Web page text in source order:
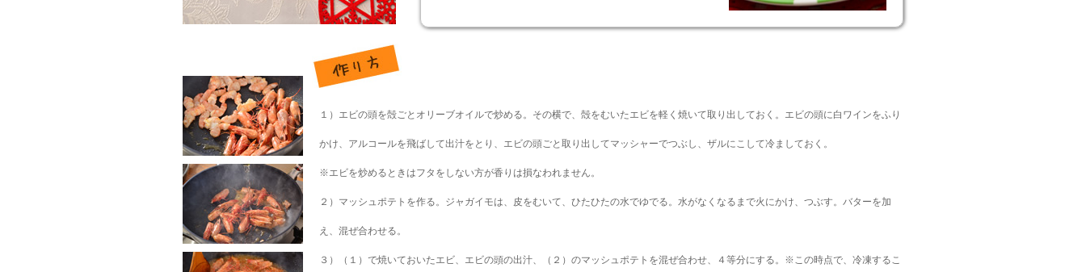
１）エビの頭を殻ごとオリーブオイルで炒める。その横で、殻をむいたエビを軽く焼いて取り出しておく。エビの頭に白ワインをふり
かけ、アルコールを飛ばして出汁をとり、エビの頭ごと取り出してマッシャーでつぶし、ザルにこして冷ましておく。
※エビを炒めるときはフタをしない方が香りは損なわれません。
２）マッシュポテトを作る。ジャガイモは、皮をむいて、ひたひたの水でゆでる。水がなくなるまで火にかけ、つぶす。バターを加
え、混ぜ合わせる。
３）（１）で焼いておいたエビ、エビの頭の出汁、（２）のマッシュポテトを混ぜ合わせ、４等分にする。※この時点で、冷凍するこ